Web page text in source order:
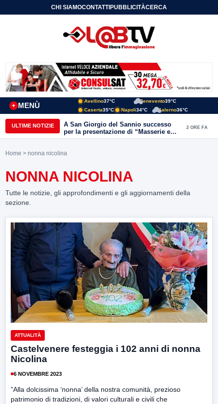
CHI SIAMOCONTATTIPUBBLICITÀCERCA
MENÙ
+
Avellino37°C Benevento39°C
Caserta35°C Napoli34°C Salerno36°C
ULTIME NOTIZIE
A San Giorgio del Sannio successo
per la presentazione di “Masserie e
vita contadina” di Carmine Nardone
2 ORE FA
Home > nonna nicolina
NONNA NICOLINA
Tutte le notizie, gli approfondimenti e gli aggiornamenti della
sezione.
ATTUALITÀ
Castelvenere festeggia i 102 anni di nonna
Nicolina
6 NOVEMBRE 2023
”Alla dolcissima ‘nonna’ della nostra comunità, prezioso
patrimonio di tradizioni, di valori culturali e civili che